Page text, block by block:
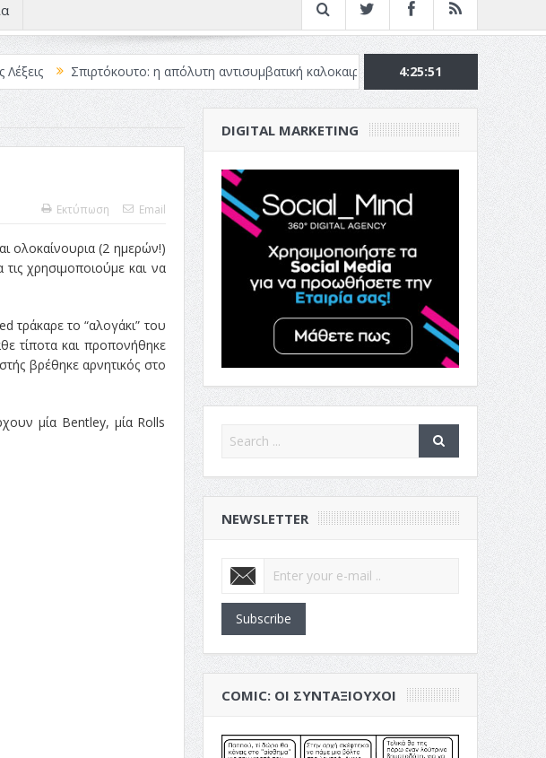
Σπιρτόκουτο: η απόλυτη αντισυμβατική καλοκαιρινή ταινία Το Top 5 της εβδομάδας
4:25:52
Εκτύπωση Email
ολοκαίνουρια (2 ημερών!)
τις χρησιμοποιούμε και να
τράκαρε το “αλογάκι” του
τίποτα και προπονήθηκε
βρέθηκε αρνητικός στο
μία Bentley, μία Rolls
DIGITAL MARKETING
NEWSLETTER
Subscribe
COMIC: ΟΙ ΣΥΝΤΑΞΙΟΎΧΟΙ